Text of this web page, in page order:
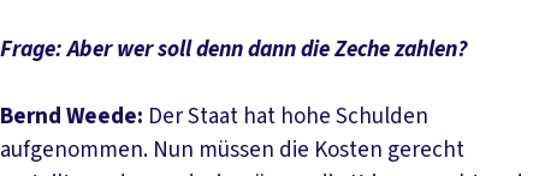
Frage: Aber wer soll denn dann die Zeche zahlen?
Bernd Weede: Der Staat hat hohe Schulden
aufgenommen. Nun müssen die Kosten gerecht